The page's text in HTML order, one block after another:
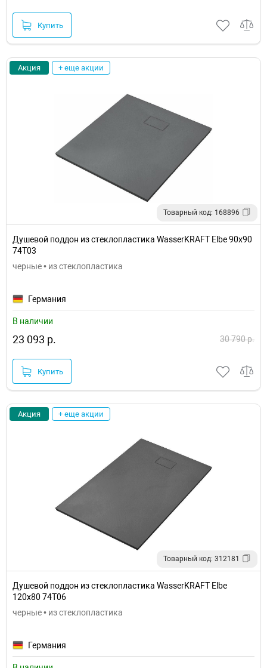
Купить
Акция + еще акции
Товарный код: 168896
Душевой поддон из стеклопластика WasserKRAFT Elbe 90x90
74T03
черные • из стеклопластика
Германия
В наличии
23 093 р. 30 790 р.
Купить
Акция + еще акции
Товарный код: 312181
Душевой поддон из стеклопластика WasserKRAFT Elbe
120x80 74T06
черные • из стеклопластика
Германия